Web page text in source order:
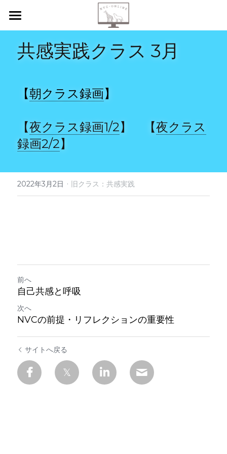
【新規申込】
自己内省
月イチ読書会
振り返り会
共感実践クラス 3月
【朝クラス録画】
【夜クラス録画1/2】　【夜クラス
録画2/2】
2022年3月2日 · 旧クラス：共感実践
前へ
自己共感と呼吸
次へ
NVCの前提・リフレクションの重要性
サイトへ戻る